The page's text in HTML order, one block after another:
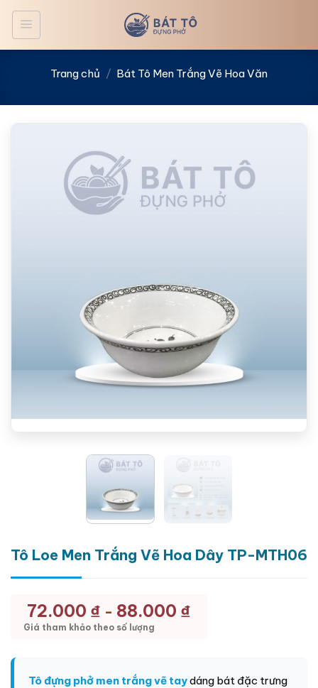
Bỏ
nội
Trang chủ / Bát Tô Men Trắng Vẽ Hoa Văn
Tô Loe Men Trắng Vẽ Hoa Dây TP-MTH06
72.000 ₫ - 88.000 ₫
Giá tham khảo theo số lượng
Tô đựng phở men trắng vẽ taydáng bát đặc trưng